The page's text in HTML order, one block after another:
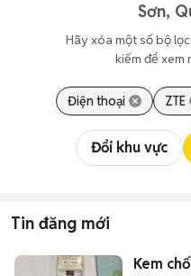
Sơn,
Hãy xóa một số bộ
kiếm để xem
Điện thoại ZTE
Đổi khu vực
Tin đăng mới
Kem